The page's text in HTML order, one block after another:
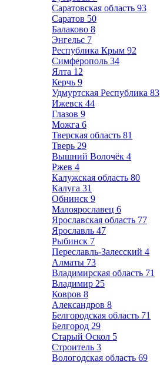
Саратовская область 93
Саратов 50
Балаково 8
Энгельс 7
Республика Крым 92
Симферополь 34
Ялта 12
Керчь 9
Удмуртская Республика 83
Ижевск 44
Глазов 9
Можга 6
Тверская область 81
Тверь 29
Вышний Волочёк 4
Ржев 4
Калужская область 80
Калуга 31
Обнинск 9
Малоярославец 6
Ярославская область 77
Ярославль 47
Рыбинск 7
Переславль-Залесский 4
Алматы 73
Владимирская область 71
Владимир 25
Ковров 8
Александров 8
Белгородская область 71
Белгород 29
Старый Оскол 5
Строитель 3
Вологодская область 69